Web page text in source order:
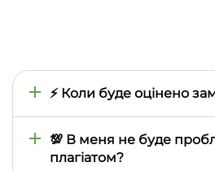
⚡ Коли буде оцінено
ми знайдемо відповідного
відрізнятися залежно від
💯 В меня не буде
плагіатом?